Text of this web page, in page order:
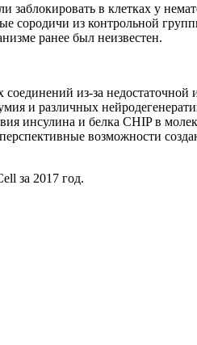
в клетках у
сородичи из контрольной
ранее был неизвестен.
из-за
и различных
инсулина и белка CHIP в
возможности
за 2017 год.